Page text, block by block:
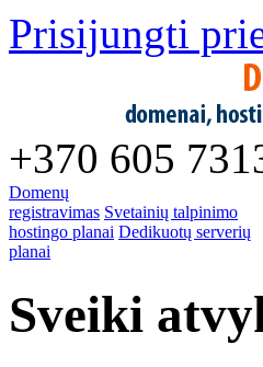
Prisijungti
+370 605
Domenų
registravimas Svetainių talpinimo
hostingo planai Dedikuotų serverių
planai
Sveiki